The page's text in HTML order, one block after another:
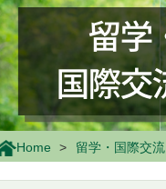
Home 留学・国際交流